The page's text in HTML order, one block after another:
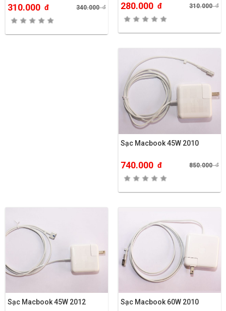
310.000 đ 340.000đ 280.000 đ 310.000đ
Sạc Macbook 45W 2010
740.000 đ 850.000đ
Sạc Macbook 45W 2012 Sạc Macbook 60W 2010